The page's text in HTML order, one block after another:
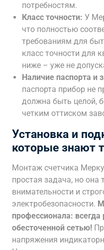
потребностям.
Класс точности: У
что полностью
требованиям для
класс точности для
ниже – уже не
Наличие паспорта и
паспорта прибор не
должна быть целой,
четким оттиском
Установка и
которые знают
Монтаж счетчика
простая задача, но она
внимательности и
электробезопасности.
профессионала:
обесточенной сетью!
напряжения